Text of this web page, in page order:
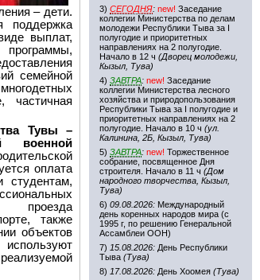
– дети.
поддержка
выплат,
семейной
частичная
Тувы –
военной
оплата
студентам,
проезда
также
объектов
3) СЕГОДНЯ: new! Заседание
коллегии Министерства по делам
молодежи Республики Тыва за I
полугодие и приоритетных
направлениях на 2 полугодие.
Начало в 12 ч (Дворец молодежи,
Кызыл, Тува)
4) ЗАВТРА: new! Заседание
коллегии Министерства лесного
хозяйства и природопользования
Республики Тыва за I полугодие и
приоритетных направлениях на 2
полугодие. Начало в 10 ч (ул.
Калинина, 2Б, Кызыл, Тува)
5) ЗАВТРА: new! Торжественное
собрание, посвященное Дня
строителя. Начало в 11 ч (Дом
народного творчества, Кызыл,
Тува)
6) 09.08.2026: Международный
день коренных народов мира (с
1995 г, по решению Генеральной
Ассамблеи ООН)
7) 15.08.2026: День Республики
Тыва (Тува)
8) 17.08.2026: День Хоомея (Тува)